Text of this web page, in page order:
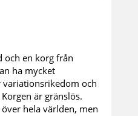
och en korg från
ha mycket
och
är gränslös.
hela världen, men